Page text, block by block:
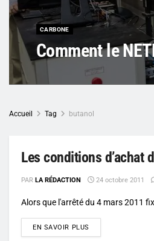
CARBONE
Comment le
Accueil Tag butanol
Les conditions d’achat
PAR LA RÉDACTION 24 octobre 2011
Alors que l'arrêté du 4 mars 2011
EN SAVOIR PLUS